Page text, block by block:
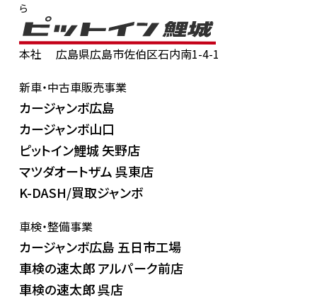
ら
本社
広島県広島市佐伯区石内南1-4-1
新車・中古車販売事業
カージャンボ広島
カージャンボ山口
ピットイン鯉城 矢野店
マツダオートザム 呉東店
K-DASH/買取ジャンボ
車検・整備事業
カージャンボ広島 五日市工場
車検の速太郎 アルパーク前店
車検の速太郎 呉店